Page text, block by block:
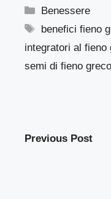
Categorie
Benessere
Tag
benefici fieno
integratori al fieno
semi di fieno greco
Previous Post